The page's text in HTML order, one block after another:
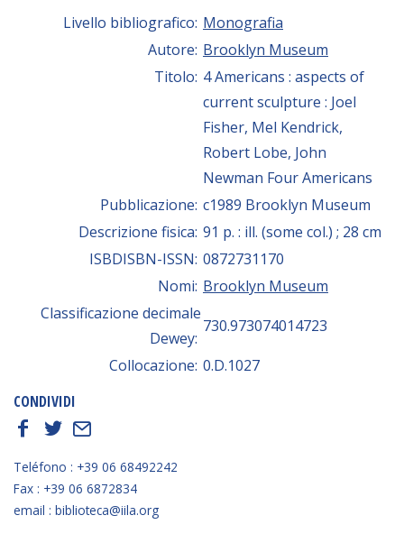
Livello bibliografico: Monografia
Autore: Brooklyn Museum
Titolo: 4 Americans : aspects of
current sculpture : Joel
Fisher, Mel Kendrick,
Robert Lobe, John
Newman Four Americans
Pubblicazione: c1989 Brooklyn Museum
Descrizione fisica: 91 p. : ill. (some col.) ; 28 cm
ISBDISBN-ISSN: 0872731170
Nomi: Brooklyn Museum
Classificazione decimale
Dewey:
730.973074014723
Collocazione: 0.D.1027
CONDIVIDI
f
t E
Teléfono : +39 06 68492242
Fax : +39 06 6872834
email : biblioteca@iila.org